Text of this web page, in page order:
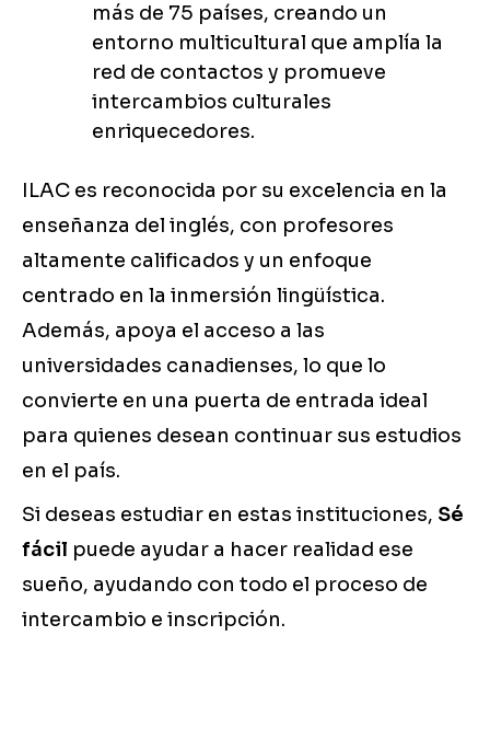
más de 75 países, creando un
entorno multicultural que amplía la
red de contactos y promueve
intercambios culturales
enriquecedores.
ILAC es reconocida por su excelencia en la
enseñanza del inglés, con profesores
altamente calificados y un enfoque
centrado en la inmersión lingüística.
Además, apoya el acceso a las
universidades canadienses, lo que lo
convierte en una puerta de entrada ideal
para quienes desean continuar sus estudios
en el país.
Si deseas estudiar en estas instituciones, Sé
fácil puede ayudar a hacer realidad ese
sueño, ayudando con todo el proceso de
intercambio e inscripción.